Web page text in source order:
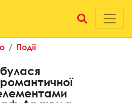
Події